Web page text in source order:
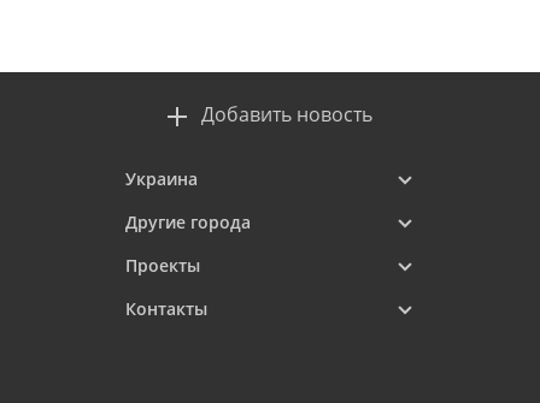
Добавить новость
Украина
Другие города
Проекты
Контакты